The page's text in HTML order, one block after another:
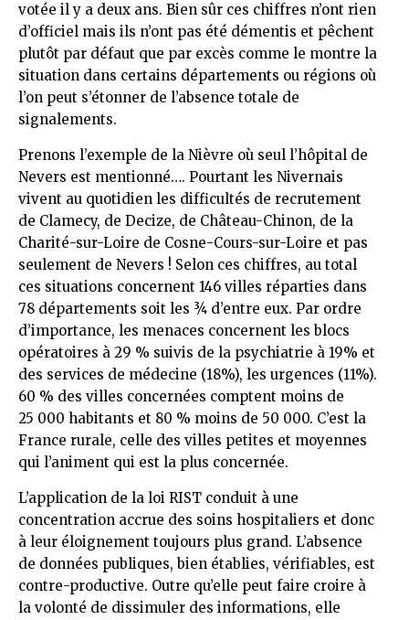
votée il y a deux ans. Bien sûr ces chiffres n’ont rien
d’officiel mais ­ils n’ont pas été démentis et pêchent
plutôt par défaut que par excès comme le montre la
situation dans certains départements ou régions où
l’on peut s’étonner de l’absence totale de
signalements.
Prenons l’exemple de la Nièvre où seul l’hôpital de
Nevers est mentionné…. Pourtant les Nivernais
vivent au quotidien les difficultés de recrutement
de Clamecy, de Decize, de Château-Chinon, de la
Charité-sur-Loire de Cosne-Cours-sur-Loire et pas
seulement de Nevers ! Selon ces chiffres, au total
ces situations concernent 146 villes réparties dans
78 départements soit les ¾ d’entre eux. Par ordre
d’importance, les menaces concernent les blocs
opératoires à 29 % suivis de la psychiatrie à 19% et
des services de médecine (18%), les urgences (11%).
60 % des villes concernées comptent moins de
25 000 habitants et 80 % moins de 50 000. C’est la
France rurale, celle des villes petites et moyennes
qui l’animent qui est la plus concernée.
L’application de la loi RIST conduit à une
concentration accrue des soins hospitaliers et donc
à leur éloignement toujours plus grand. L’absence
de données publiques, bien établies, vérifiables, est
contre-productive. Outre qu’elle peut faire croire à
la volonté de dissimuler des informations, elle